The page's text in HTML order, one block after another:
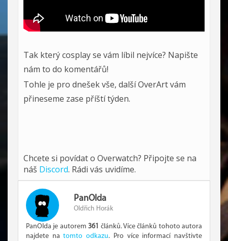
Tak který cosplay se vám líbil nejvíce? Napište
nám to do komentářů!
Tohle je pro dnešek vše, další OverArt vám
přineseme zase příští týden.
Chcete si povídat o Overwatch? Připojte se na
náš Discord. Rádi vás uvidíme.
PanOlda
Oldřich Horák
PanOlda je autorem361 článků. Více článků tohoto autora
najdete natomto odkazu. Pro více informací navštivte